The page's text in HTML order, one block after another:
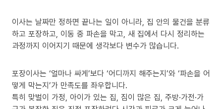
이사는 날짜만 정하면 끝나는 일이 아니라, 집 안의 물건을 분류
하고 포장하고, 이동 중 파손을 막고, 새 집에서 다시 정리하는
과정까지 이어지기 때문에 생각보다 변수가 많습니다.
포장이사는 ‘얼마나 싸게’보다 ‘어디까지 해주는지’와 ‘파손을 어
떻게 막는지’가 만족도를 좌우합니다.
특히 맞벌이 가정, 아이가 있는 집, 짐이 많은 집, 주방·가전·가